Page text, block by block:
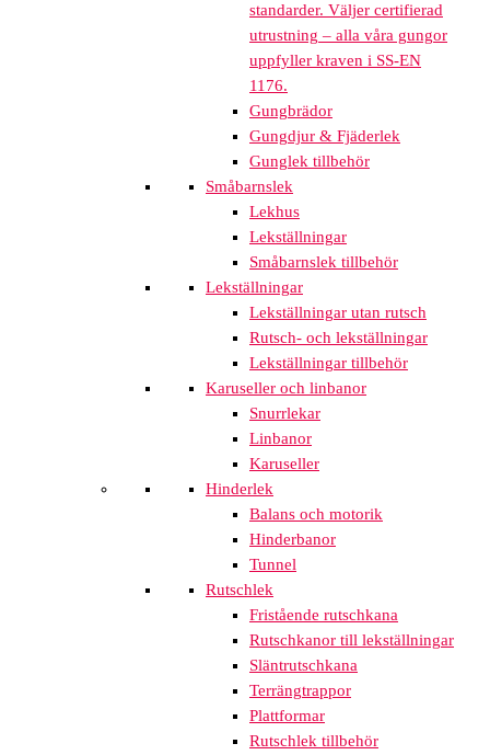
standarder. Väljer certifierad
utrustning – alla våra gungor
uppfyller kraven i SS-EN
1176.
Gungbrädor
Gungdjur & Fjäderlek
Gunglek tillbehör
Småbarnslek
Lekhus
Lekställningar
Småbarnslek tillbehör
Lekställningar
Lekställningar utan rutsch
Rutsch- och lekställningar
Lekställningar tillbehör
Karuseller och linbanor
Snurrlekar
Linbanor
Karuseller
Hinderlek
Balans och motorik
Hinderbanor
Tunnel
Rutschlek
Fristående rutschkana
Rutschkanor till lekställningar
Släntrutschkana
Terrängtrappor
Plattformar
Rutschlek tillbehör